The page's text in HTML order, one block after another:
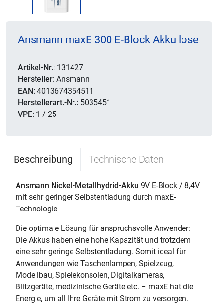
Ansmann maxE 300 E-Block Akku lose
Artikel-Nr.: 131427
Hersteller: Ansmann
EAN: 4013674354511
Herstellerart.-Nr.: 5035451
VPE: 1 / 25
Beschreibung Technische Daten
Ansmann Nickel-Metallhydrid-Akku 9V E-Block / 8,4V
mit sehr geringer Selbstentladung durch maxE-
Technologie
Die optimale Lösung für anspruchsvolle Anwender:
Die Akkus haben eine hohe Kapazität und trotzdem
eine sehr geringe Selbstentladung. Somit ideal für
Anwendungen wie Taschenlampen, Spielzeug,
Modellbau, Spielekonsolen, Digitalkameras,
Blitzgeräte, medizinische Geräte etc. – maxE hat die
Energie, um all Ihre Geräte mit Strom zu versorgen.